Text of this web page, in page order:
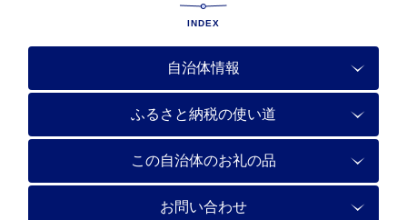
INDEX
自治体情報
ふるさと納税の使い道
この自治体のお礼の品
お問い合わせ